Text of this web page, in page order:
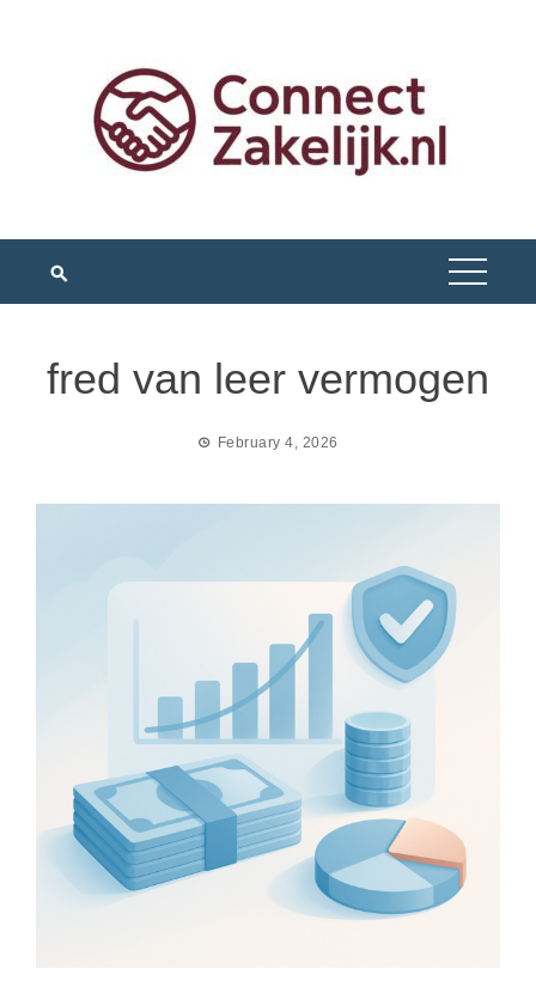
fred van leer vermogen
February 4, 2026